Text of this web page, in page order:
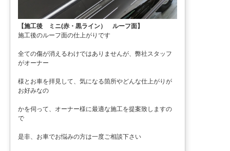
【施工後 ミニ(赤・黒ライン） ルーフ面】
施工後のルーフ面の仕上がりです
全ての傷が消えるわけではありませんが、弊社スタッフ
がオーナー
様とお車を拝見して、気になる箇所やどんな仕上がりが
お好みなの
かを伺って、オーナー様に最適な施工を提案致しますの
で
是非、お車でお悩みの方は一度ご相談下さい